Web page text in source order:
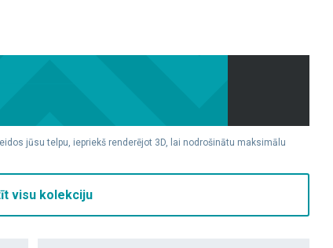
jūsu telpu, iepriekš renderējot 3D, lai nodrošinātu maksimālu
visu kolekciju